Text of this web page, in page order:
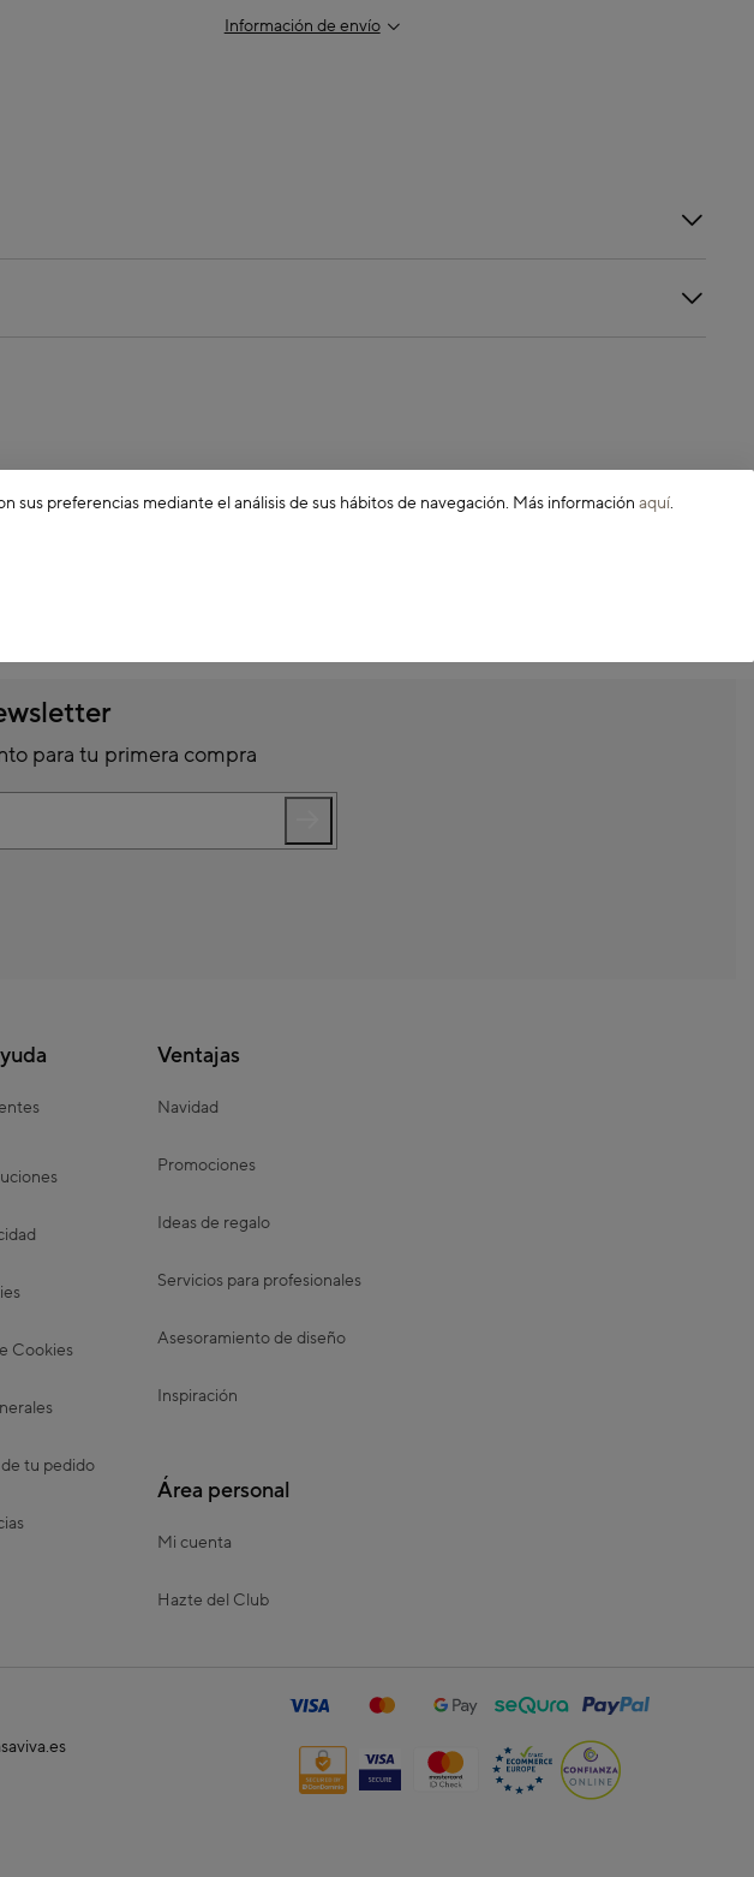
Información de envío
para tu primera compra
Cookies
tu pedido
Ventajas
Navidad
Promociones
Ideas de regalo
Servicios para profesionales
Asesoramiento de diseño
Inspiración
Área personal
Mi cuenta
Hazte del Club
preferencias mediante el análisis de sus hábitos de navegación. Más información aquí.